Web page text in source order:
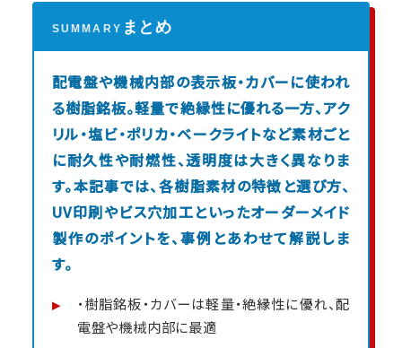
SUMMARY まとめ
配電盤や機械内部の表示板・カバーに使われ
る樹脂銘板。軽量で絶縁性に優れる一方、アク
リル・塩ビ・ポリカ・ベークライトなど素材ごと
に耐久性や耐燃性、透明度は大きく異なりま
す。本記事では、各樹脂素材の特徴と選び方、
UV印刷やビス穴加工といったオーダーメイド
製作のポイントを、事例とあわせて解説しま
す。
・樹脂銘板・カバーは軽量・絶縁性に優れ、配
電盤や機械内部に最適